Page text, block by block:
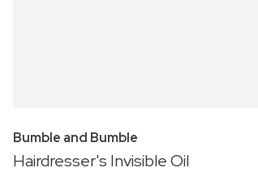
Bumble and Bumble
Hairdresser's Invisible Oil